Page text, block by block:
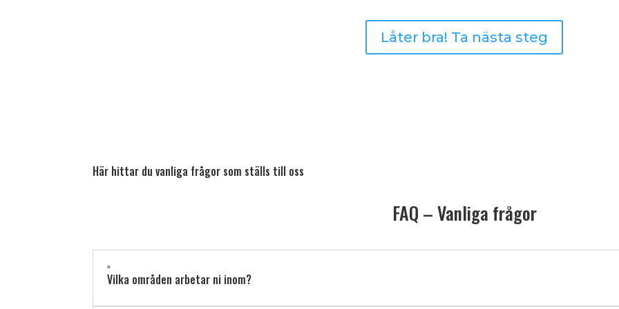
Låter bra! Ta nästa steg
Här hittar du vanliga frågor som ställs till oss
FAQ – Vanliga frågor
"
Vilka områden arbetar ni inom?